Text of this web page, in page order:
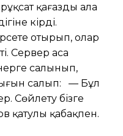
қағазды ала
кірді.
отырып, олар
Сервер аса
салынып,
салып: — Бұл
Сөйлету бізге
қатулы қабақпен.